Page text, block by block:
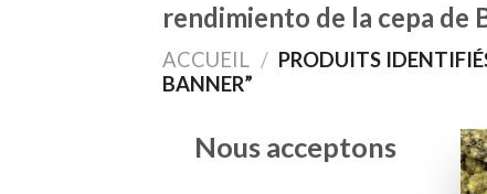
rendimiento de la cepa de
ACCUEIL / PRODUITS
BANNER”
Nous acceptons